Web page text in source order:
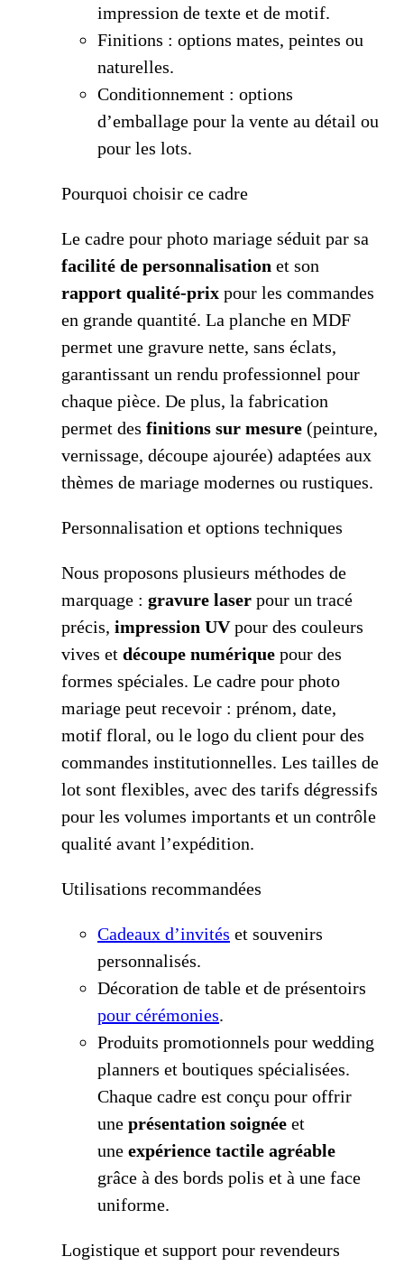
impression de texte et de motif.
Finitions : options mates, peintes ou
naturelles.
Conditionnement : options
d’emballage pour la vente au détail ou
pour les lots.
Pourquoi choisir ce cadre
Le cadre pour photo mariage séduit par sa
facilité de personnalisation et son
rapport qualité-prix pour les commandes
en grande quantité. La planche en MDF
permet une gravure nette, sans éclats,
garantissant un rendu professionnel pour
chaque pièce. De plus, la fabrication
permet des finitions sur mesure (peinture,
vernissage, découpe ajourée) adaptées aux
thèmes de mariage modernes ou rustiques.
Personnalisation et options techniques
Nous proposons plusieurs méthodes de
marquage : gravure laser pour un tracé
précis, impression UVpour des couleurs
vives et découpe numérique pour des
formes spéciales. Le cadre pour photo
mariage peut recevoir : prénom, date,
motif floral, ou le logo du client pour des
commandes institutionnelles. Les tailles de
lot sont flexibles, avec des tarifs dégressifs
pour les volumes importants et un contrôle
qualité avant l’expédition.
Utilisations recommandées
Cadeaux d’invités et souvenirs
personnalisés.
Décoration de table et de présentoirs
pour cérémonies.
Produits promotionnels pour wedding
planners et boutiques spécialisées.
Chaque cadre est conçu pour offrir
une présentation soignée et
une expérience tactile agréable
grâce à des bords polis et à une face
uniforme.
Logistique et support pour revendeurs